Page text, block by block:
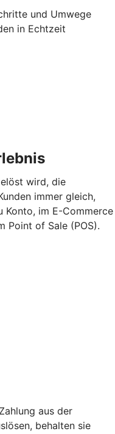
und Umwege
in Echtzeit
wird, die
immer gleich,
Konto, im E-Commerce
Point of Sale (POS).
aus der
behalten sie